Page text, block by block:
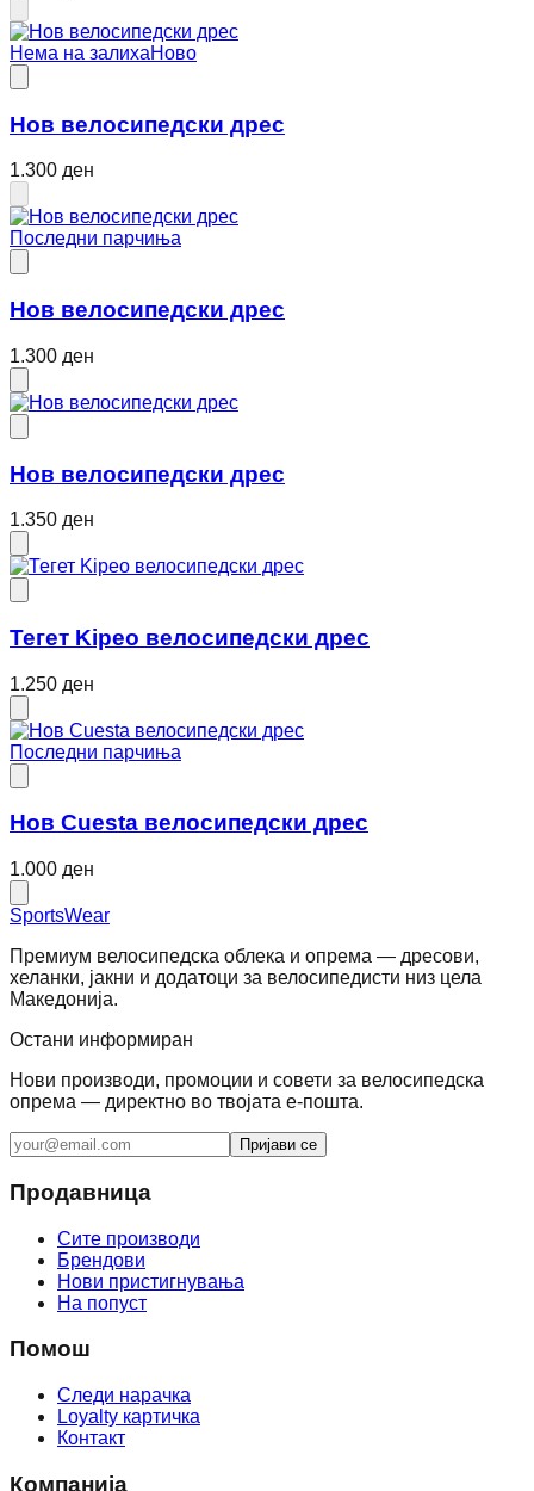
Нема на залихаНово
Нов велосипедски дрес
1.300 ден
Последни парчиња
Нов велосипедски дрес
1.300 ден
Нов велосипедски дрес
1.350 ден
Тегет Kipeo велосипедски дрес
1.250 ден
Последни парчиња
Нов Cuesta велосипедски дрес
1.000 ден
SportsWear
Премиум велосипедска облека и опрема — дресови,
хеланки, јакни и додатоци за велосипедисти низ цела
Македонија.
Остани информиран
Нови производи, промоции и совети за велосипедска
опрема — директно во твојата е-пошта.
Пријави се
Продавница
Сите производи
Брендови
Нови пристигнувања
На попуст
Помош
Следи нарачка
Loyalty картичка
Контакт
Компанија